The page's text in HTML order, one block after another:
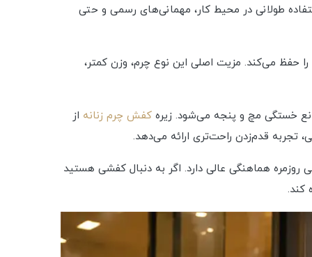
که برای استفاده طولانی در محیط کار، مهمانی‌های رسمی و حتی
حفظ می‌کند. مزیت اصلی این نوع چرم، وزن کمتر،
کفش چرم زنانه از
تجربه قدم‌زدن راحت‌تری ارائه می‌دهد.
هماهنگی عالی دارد. اگر به دنبال کفشی هستید